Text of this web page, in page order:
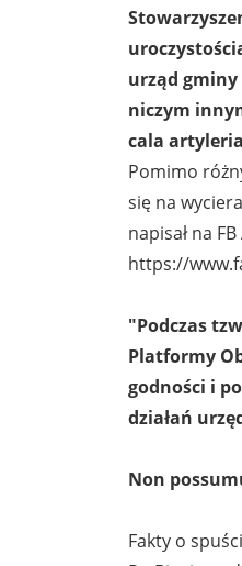
urząd gminy
niczym
cala
Pomimo
się na
napisał na
https://
"Podczas
Platformy
godności i
działań
Non
Fakty o